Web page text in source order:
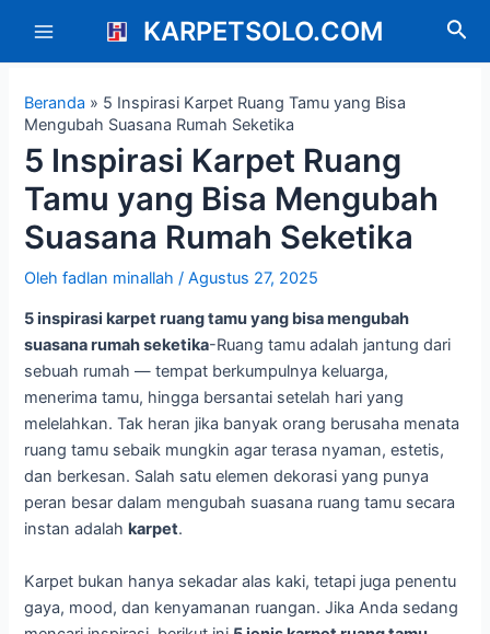
konten
Main
Menu
KARPETSOLO.COM Cari
Beranda » 5 Inspirasi Karpet Ruang Tamu yang Bisa
Mengubah Suasana Rumah Seketika
5 Inspirasi Karpet Ruang
Tamu yang Bisa Mengubah
Suasana Rumah Seketika
Olehfadlan minallah/Agustus 27, 2025
5 inspirasi karpet ruang tamu yang bisa mengubah
suasana rumah seketika-Ruang tamu adalah jantung dari
sebuah rumah — tempat berkumpulnya keluarga,
menerima tamu, hingga bersantai setelah hari yang
melelahkan. Tak heran jika banyak orang berusaha menata
ruang tamu sebaik mungkin agar terasa nyaman, estetis,
dan berkesan. Salah satu elemen dekorasi yang punya
peran besar dalam mengubah suasana ruang tamu secara
instan adalah karpet.
Karpet bukan hanya sekadar alas kaki, tetapi juga penentu
gaya, mood, dan kenyamanan ruangan. Jika Anda sedang
navigation